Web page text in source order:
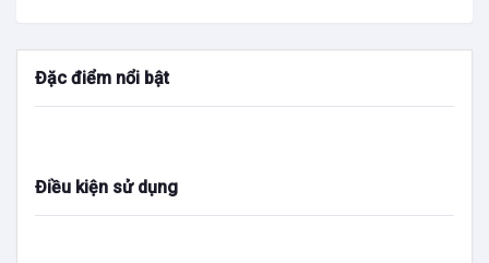
Đặc điểm nổi bật
Điều kiện sử dụng